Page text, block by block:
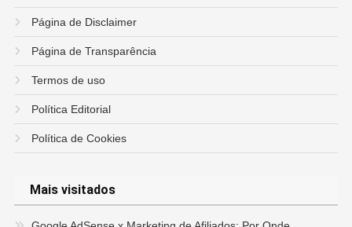
Página de Disclaimer
Página de Transparência
Termos de uso
Política Editorial
Política de Cookies
Mais visitados